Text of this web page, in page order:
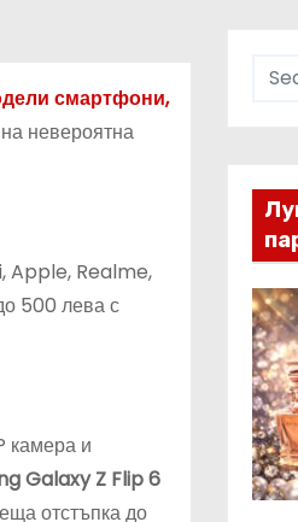
смартфони,
невероятна
Apple, Realme,
500 лева с
камера и
Galaxy Z Flip 6
отстъпка до